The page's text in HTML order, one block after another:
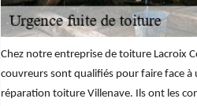
Chez notre entreprise de toiture Lacroix
couvreurs sont qualifiés pour faire face à
réparation toiture Villenave. Ils ont les